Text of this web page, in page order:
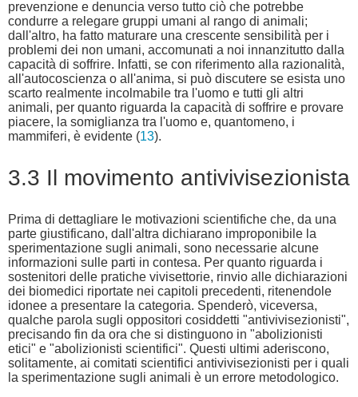
prevenzione e denuncia verso tutto ciò che potrebbe
condurre a relegare gruppi umani al rango di animali;
dall'altro, ha fatto maturare una crescente sensibilità per i
problemi dei non umani, accomunati a noi innanzitutto dalla
capacità di soffrire. Infatti, se con riferimento alla razionalità,
all'autocoscienza o all'anima, si può discutere se esista uno
scarto realmente incolmabile tra l'uomo e tutti gli altri
animali, per quanto riguarda la capacità di soffrire e provare
piacere, la somiglianza tra l'uomo e, quantomeno, i
mammiferi, è evidente (13).
3.3 Il movimento antivivisezionista
Prima di dettagliare le motivazioni scientifiche che, da una
parte giustificano, dall'altra dichiarano improponibile la
sperimentazione sugli animali, sono necessarie alcune
informazioni sulle parti in contesa. Per quanto riguarda i
sostenitori delle pratiche vivisettorie, rinvio alle dichiarazioni
dei biomedici riportate nei capitoli precedenti, ritenendole
idonee a presentare la categoria. Spenderò, viceversa,
qualche parola sugli oppositori cosiddetti "antivivisezionisti",
precisando fin da ora che si distinguono in "abolizionisti
etici" e "abolizionisti scientifici". Questi ultimi aderiscono,
solitamente, ai comitati scientifici antivivisezionisti per i quali
la sperimentazione sugli animali è un errore metodologico.